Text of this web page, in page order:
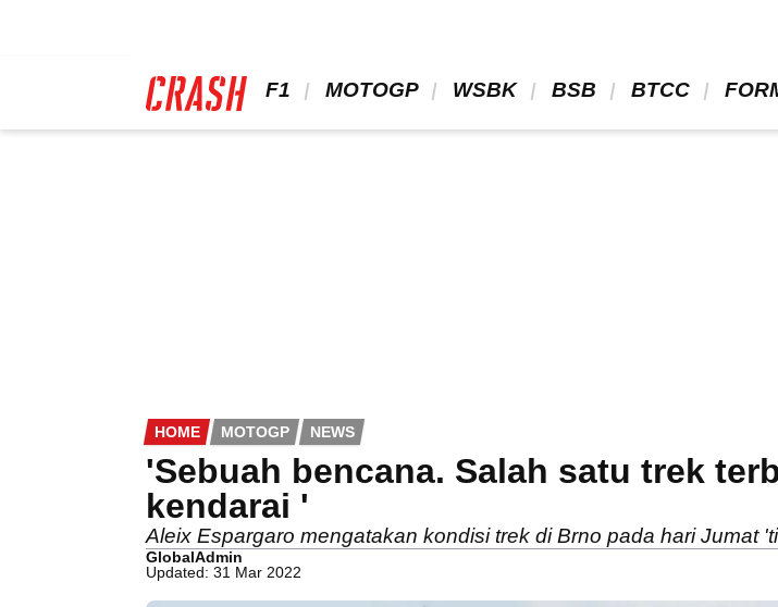
F1 MOTOGP WSBK BSB BTCC
HOME MOTOGP NEWS
'Sebuah bencana. Salah satu trek
kendarai '
Aleix Espargaro mengatakan kondisi trek di Brno pada hari Jumat
GlobalAdmin
Updated: 31 Mar 2022